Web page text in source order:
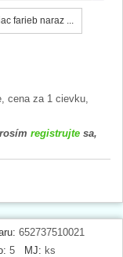
farieb naraz ...
cena za 1 cievku,
registrujte sa,
652737510021
5 MJ: ks